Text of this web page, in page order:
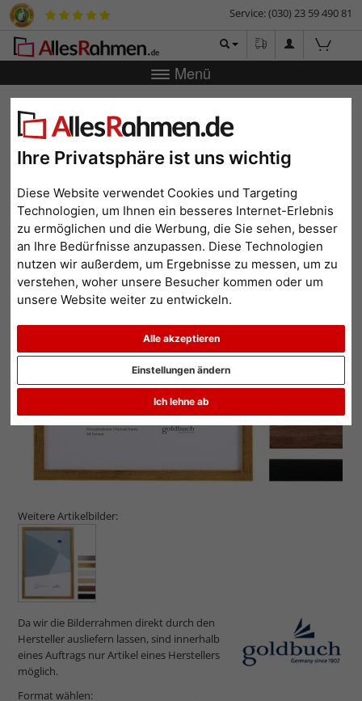
Ihre Privatsphäre ist uns wichtig
Diese Website verwendet Cookies und Targeting
Technologien, um Ihnen ein besseres Internet-Erlebnis
zu ermöglichen und die Werbung, die Sie sehen, besser
an Ihre Bedürfnisse anzupassen. Diese Technologien
nutzen wir außerdem, um Ergebnisse zu messen, um zu
verstehen, woher unsere Besucher kommen oder um
unsere Website weiter zu entwickeln.
Alle akzeptieren
Ich lehne ab
Einstellungen ändern
Service: (030) 23 59 490 81
Menü
Fotorahmen Skandi
Holz-Fotorahmen Skandi
Weitere Artikelbilder:
Da wir die Bilderrahmen direkt durch den
Hersteller ausliefern lassen, sind innerhalb
eines Auftrags nur Artikel eines Herstellers
möglich.
Format wählen: